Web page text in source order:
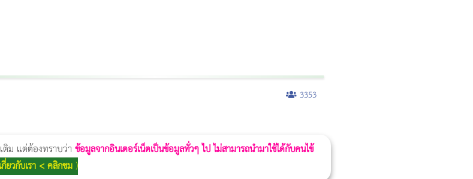
3353
ม แต่ต้องทราบว่า ข้อมูลจากอินเตอร์เน็ตเป็นข้อมูลทั่วๆ ไป ไม่สามารถนำมาใช้ได้กับคนไข้
เกี่ยวกับเรา < คลิกชม)